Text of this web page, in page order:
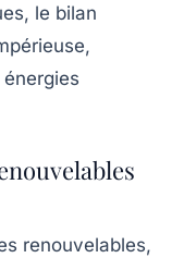
le bilan
énergies
renouvelables,